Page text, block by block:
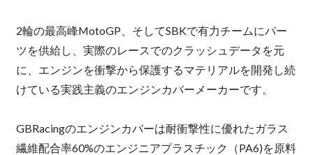
2輪の最高峰MotoGP、そしてSBKで有力チームにパー
ツを供給し、実際のレースでのクラッシュデータを元
に、エンジンを衝撃から保護するマテリアルを開発し続
けている実践主義のエンジンカバーメーカーです。
GBRacingのエンジンカバーは耐衝撃性に優れたガラス
繊維配合率60%のエンジニアプラスチック（PA6)を原料